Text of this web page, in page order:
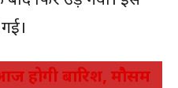
होगी बारिश, मौसम